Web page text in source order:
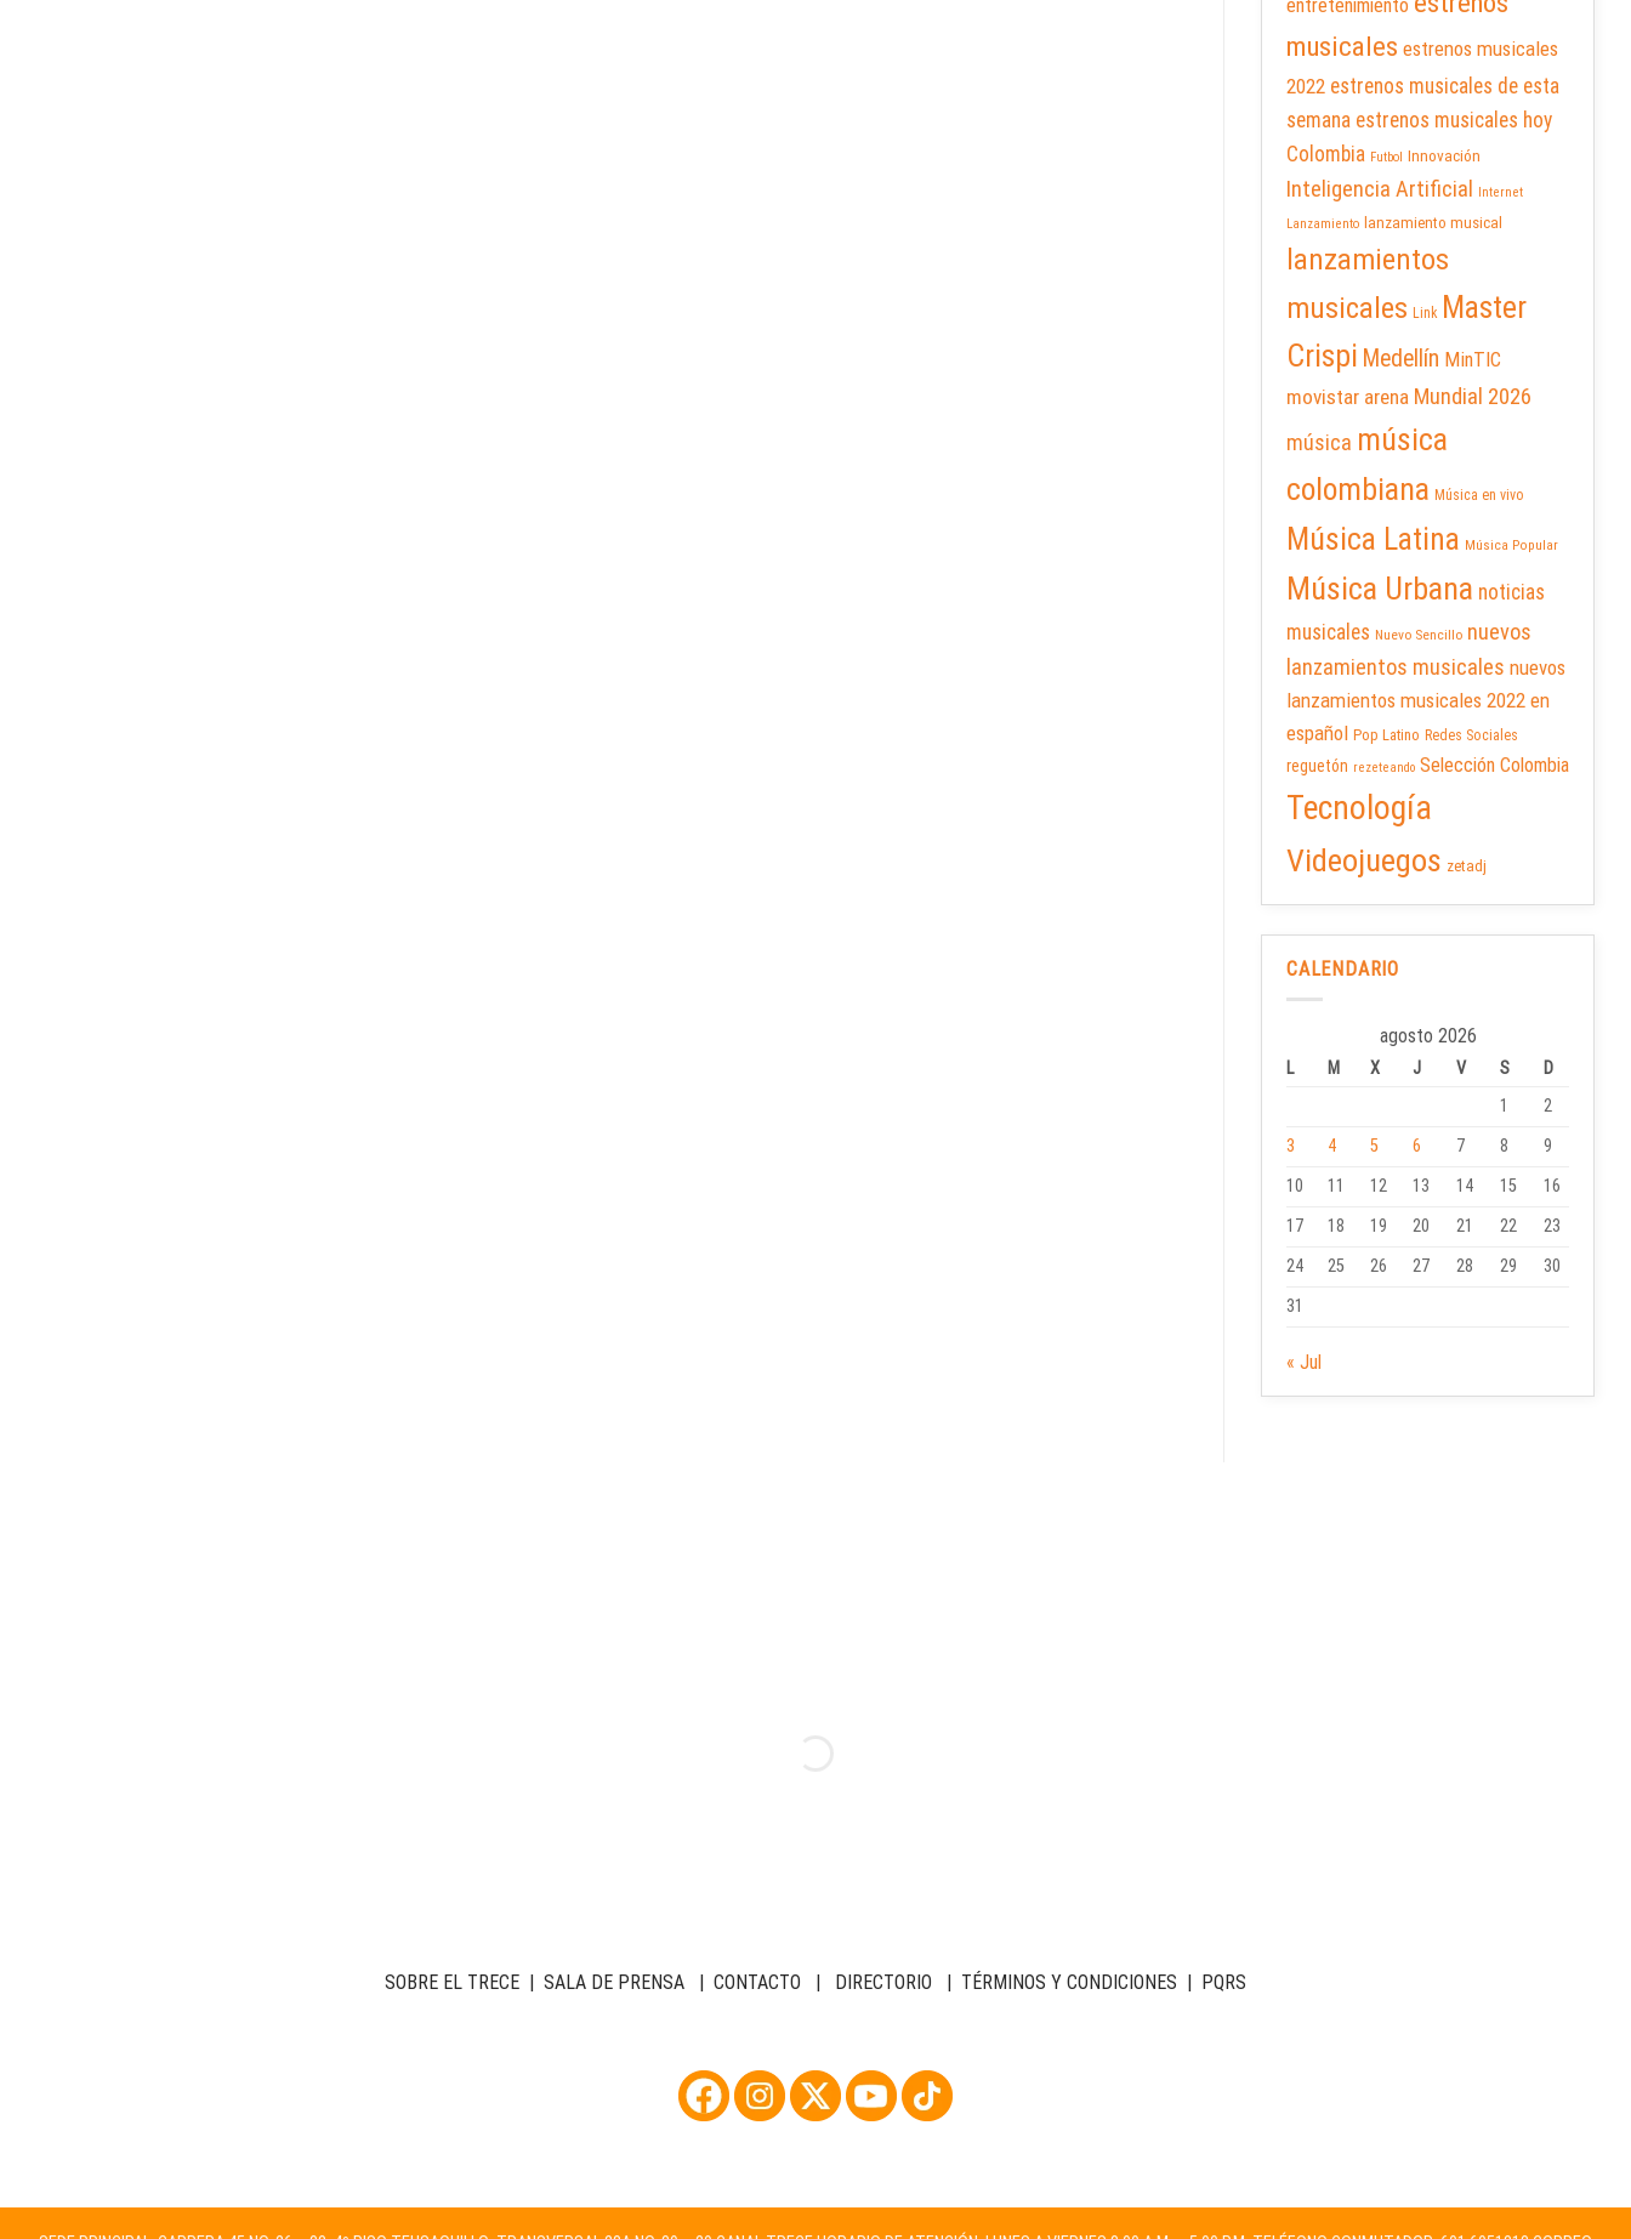
entretenimiento
musicales estrenos musicales
2022 estrenos musicales de esta
semana estrenos musicales hoy
Colombia Futbol Innovación
Inteligencia Artificial
Internet
Lanzamiento
lanzamiento musical
lanzamientos
musicales Link Master
Crispi Medellín MinTIC
movistar arena Mundial 2026
música música
colombiana Música en vivo
Música Latina Música Popular
Música Urbana noticias
musicales Nuevo Sencillo nuevos
lanzamientos musicales nuevos
lanzamientos musicales 2022 en
español Pop Latino Redes Sociales
reguetón rezeteando Selección Colombia
Tecnología
Videojuegos zetadj
CALENDARIO
agosto 2026
L M X J V S
D
1
2
3
4 5 6 7 8
9
10
11 12 13 14 15
16
17
18 19 20 21 22
23
24
25 26 27 28 29
30
31
« Jul
SOBRE EL TRECE | SALA DE PRENSA | CONTACTO | DIRECTORIO | TÉRMINOS Y CONDICIONES | PQRS